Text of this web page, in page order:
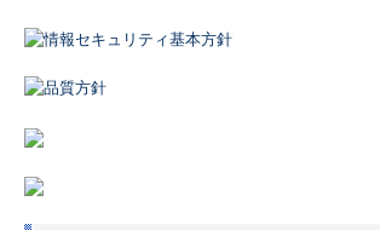
情報セキュリティ基本方針